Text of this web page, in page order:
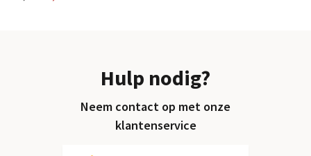
Hulp nodig?
Neem contact op met onze
klantenservice